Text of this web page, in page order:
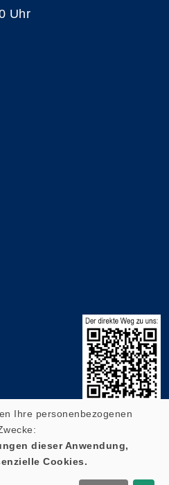
Uhr
Ihre personenbezogenen
dieser Anwendung,
Cookies.